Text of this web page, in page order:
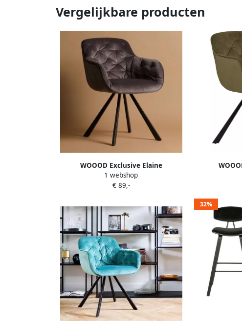
Vergelijkbare producten
WOOOD Exclusive Elaine
Eetkamerstoel Velvet Antraciet
80x59x59
1 webshop
€ 89,-
32%